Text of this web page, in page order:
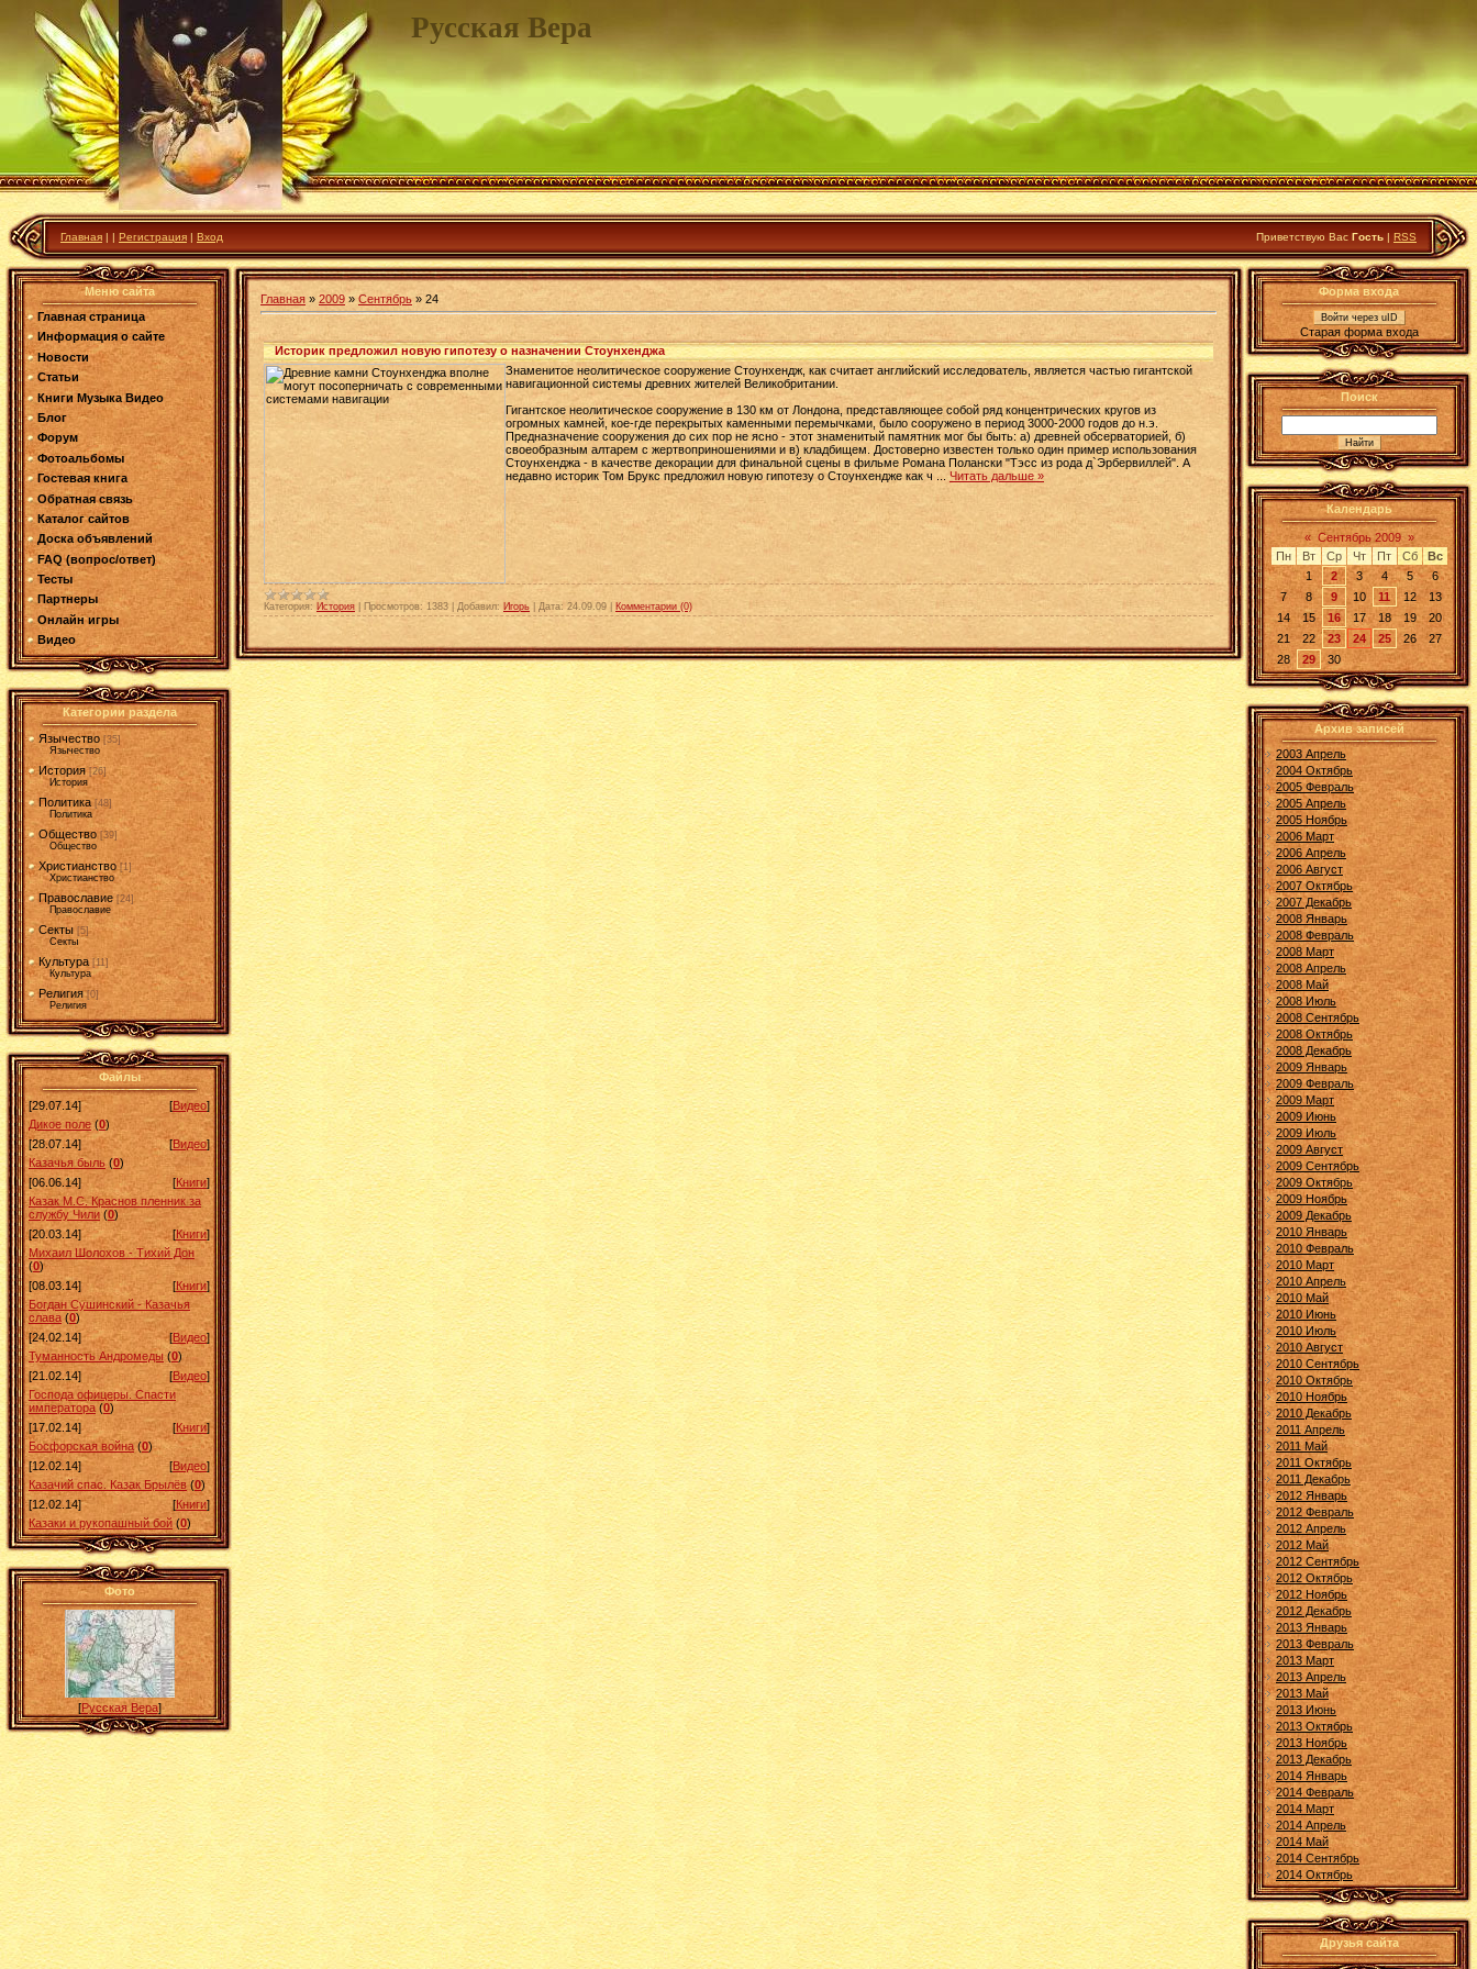
Русская Вера
Главная | | Регистрация | Вход Приветствую Вас Гость | RSS
Меню сайта
Главная страница
Информация о сайте
Новости
Статьи
Книги Музыка Видео
Блог
Форум
Фотоальбомы
Гостевая книга
Обратная связь
Каталог сайтов
Доска объявлений
FAQ (вопрос/ответ)
Тесты
Партнеры
Онлайн игры
Видео
Категории раздела
Язычество [35]
Язычество
История [26]
История
Политика [48]
Политика
Общество [39]
Общество
Христианство [1]
Христианство
Православие [24]
Православие
Секты [5]
Секты
Культура [11]
Культура
Религия [0]
Религия
Файлы
[29.07.14] [Видео]
Дикое поле (0)
[28.07.14]
[Видео]
Казачья быль (0)
[06.06.14]
[Книги]
Казак М.С. Краснов пленник за
службу Чили (0)
[20.03.14]
[Книги]
Михаил Шолохов - Тихий Дон
(0)
[08.03.14]
[Книги]
Богдан Сушинский - Казачья
слава (0)
[24.02.14]
[Видео]
Туманность Андромеды (0)
[21.02.14]
[Видео]
Господа офицеры. Спасти
императора (0)
[17.02.14]
[Книги]
Босфорская война (0)
[12.02.14]
[Видео]
Казачий спас. Казак Брылёв (0)
[12.02.14]
[Книги]
Казаки и рукопашный бой (0)
Фото
[Русская Вера]
Главная » 2009 » Сентябрь » 24
Историк предложил новую гипотезу о назначении Стоунхенджа
Знаменитое неолитическое сооружение Стоунхендж, как считает английский исследователь, является частью гигантской
навигационной системы древних жителей Великобритании.
Гигантское неолитическое сооружение в 130 км от Лондона, представляющее собой ряд концентрических кругов из
огромных камней, кое-где перекрытых каменными перемычками, было сооружено в период 3000-2000 годов до н.э.
Предназначение сооружения до сих пор не ясно - этот знаменитый памятник мог бы быть: а) древней обсерваторией, б)
своеобразным алтарем с жертвоприношениями и в) кладбищем. Достоверно известен только один пример использования
Стоунхенджа - в качестве декорации для финальной сцены в фильме Романа Полански "Тэсс из рода д`Эрбервиллей". А
недавно историк Том Брукс предложил новую гипотезу о Стоунхендже как ч ... Читать дальше »
Категория: История Просмотров: 1383 Добавил: Игорь Дата: 24.09.09 Комментарии (0)
Форма входа
Войти через uID
Старая форма входа
Поиск
Календарь
« Сентябрь 2009 »
Пн
Вт Ср Чт Пт Сб
Вс
1
2 3 4 5
6
7
8 9 10 11 12
13
14
15 16 17 18 19
20
21
22 23 24 25 26
27
28
29 30
Архив записей
2003 Апрель
2004 Октябрь
2005 Февраль
2005 Апрель
2005 Ноябрь
2006 Март
2006 Апрель
2006 Август
2007 Октябрь
2007 Декабрь
2008 Январь
2008 Февраль
2008 Март
2008 Апрель
2008 Май
2008 Июль
2008 Сентябрь
2008 Октябрь
2008 Декабрь
2009 Январь
2009 Февраль
2009 Март
2009 Июнь
2009 Июль
2009 Август
2009 Сентябрь
2009 Октябрь
2009 Ноябрь
2009 Декабрь
2010 Январь
2010 Февраль
2010 Март
2010 Апрель
2010 Май
2010 Июнь
2010 Июль
2010 Август
2010 Сентябрь
2010 Октябрь
2010 Ноябрь
2010 Декабрь
2011 Апрель
2011 Май
2011 Октябрь
2011 Декабрь
2012 Январь
2012 Февраль
2012 Апрель
2012 Май
2012 Сентябрь
2012 Октябрь
2012 Ноябрь
2012 Декабрь
2013 Январь
2013 Февраль
2013 Март
2013 Апрель
2013 Май
2013 Июнь
2013 Октябрь
2013 Ноябрь
2013 Декабрь
2014 Январь
2014 Февраль
2014 Март
2014 Апрель
2014 Май
2014 Сентябрь
2014 Октябрь
Друзья сайта